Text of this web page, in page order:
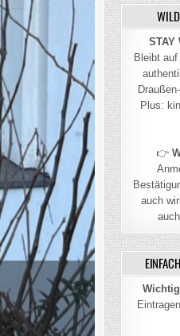
STAY
Bleibt auf
Plus:
👉
auch